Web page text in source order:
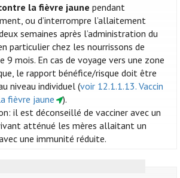
la fièvre jaune pendant
ou d’interrompre l’allaitement
semaines après l’administration du
particulier chez les nourrissons de
9 mois. En cas de voyage vers une zone
le rapport bénéfice/risque doit être
niveau individuel (voir 12.1.1.13. Vaccin
fièvre jaune
).
il est déconseillé de vacciner avec un
atténué les mères allaitant un
une immunité réduite.